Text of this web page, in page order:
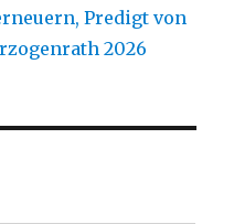
Predigt von
2026